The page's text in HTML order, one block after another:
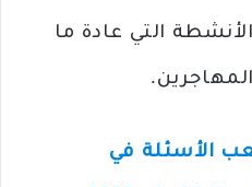
التي عادة ما
الأسئلة في